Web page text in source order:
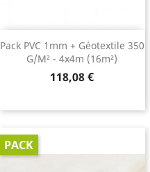
Pack PVC 1mm + Géotextile 350
G/m² - 4x4m (16m²)
Prix
118,08 €
PACK